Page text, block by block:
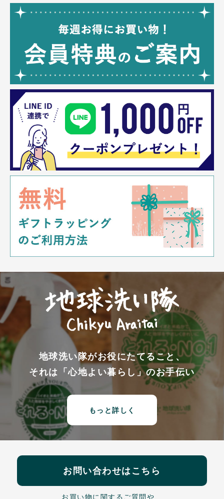
地球洗い隊がお役にたてること、
それは「心地よい暮らし」のお手伝い
もっと詳しく
お問い合わせはこちら
お買い物に関するご質問や、